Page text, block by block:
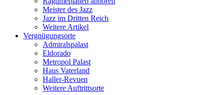
Meister des Jazz
Jazz im Dritten Reich
Weitere Artikel
Vergnügungsorte
Admiralspalast
Eldorado
Metropol Palast
Haus Vaterland
Haller-Revuen
Weitere Auftrittsorte